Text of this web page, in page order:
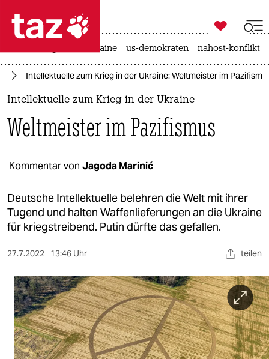
 taz zahl ich
taz zahl ich
politik
öko
gesellschaft
kultur
nord
wahrheit
verlag

taz zahl ich
krieg in der ukraine us-demokraten nahost-konflikt
Intellektuelle zum Krieg in der Ukraine: Weltmeister im
Intellektuelle zum Krieg in der Ukraine
Weltmeister im Pazifismus
Kommentar von Jagoda Marinić
Deutsche Intellektuelle belehren die Welt mit ihrer
Tugend und halten Waffenlieferungen an die Ukraine
für kriegstreibend. Putin dürfte das gefallen.
27.7.2022 13:46 Uhr teilen